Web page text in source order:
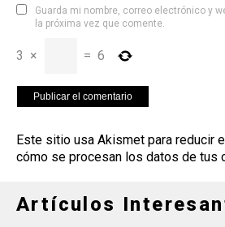
Guarda mi nombre, correo electrónico y
la próxima vez que comente.
3 × = 6
Este sitio usa Akismet para reducir
cómo se procesan los datos de tus
Artículos